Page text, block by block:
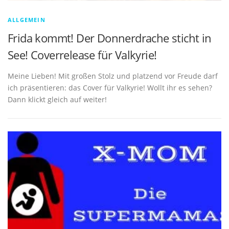
ALLGEMEIN
Frida kommt! Der Donnerdrache sticht in
See! Coverrelease für Valkyrie!
Meine Lieben! Mit großen Stolz und platzend vor Freude darf
ich präsentieren: das Cover für Valkyrie! Wollt ihr es sehen?
Dann klickt gleich auf weiter!